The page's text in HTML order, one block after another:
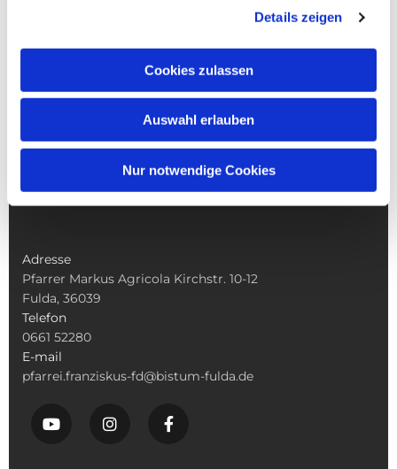
Details zeigen
Cookies zulassen
Auswahl erlauben
Nur notwendige Cookies
Kirchengemeinde­­ St. Franziskus
Pfarrei St. Franziskus
Leben in St Franziskus
Weitere Angebote
Adresse
Pfarrer Markus Agricola Kirchstr. 10-12
Fulda, 36039
Telefon
0661 52280
E-mail
pfarrei.franziskus-fd@bistum-fulda.de